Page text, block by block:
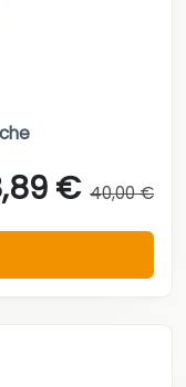
€ 40,00 €